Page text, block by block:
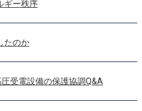
ギー秩序
たのか
受電設備の保護協調Q&A